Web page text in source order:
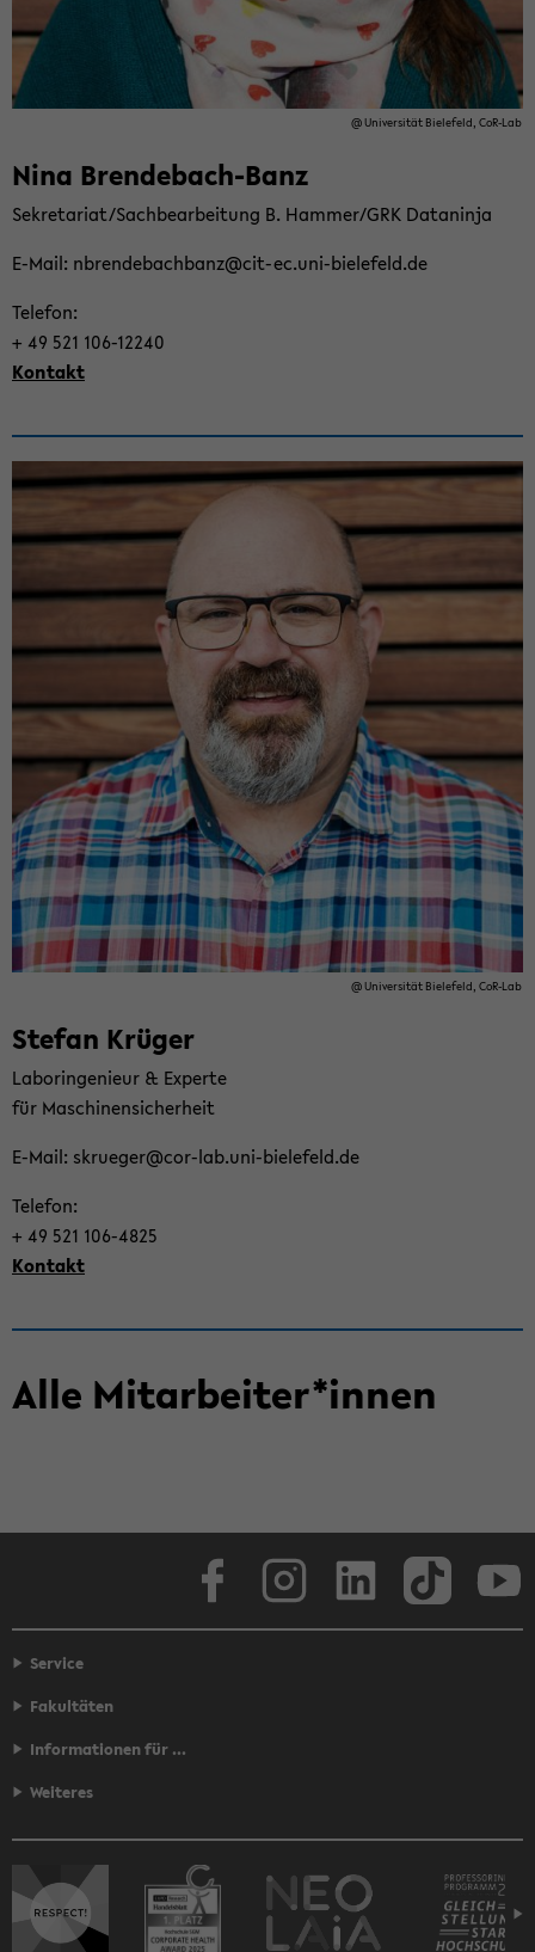
@ Uni­ver­si­tät Bie­le­feld, CoR-​Lab
Nina Brendebach-​Banz
Se­kre­ta­ri­at/Sach­be­ar­bei­tung B. Ham­mer/GRK Da­ta­nin­ja
E-​Mail: nbren­de­bach­banz@cit-​ec.uni-​bielefeld.de
Te­le­fon:
+ 49 521 106-​12240
Kon­takt
@ Uni­ver­si­tät Bie­le­feld, CoR-​Lab
Ste­fan Krü­ger
La­bo­r­in­ge­nieur & Ex­per­te
für Ma­schi­nen­si­cher­heit
E-​Mail: skrue­ger@cor-​lab.uni-​bielefeld.de
Te­le­fon:
+ 49 521 106-​4825
Kon­takt
Alle Mit­ar­bei­ter*innen
Face­book
Service
Fakultäten
Informationen für ...
Weiteres